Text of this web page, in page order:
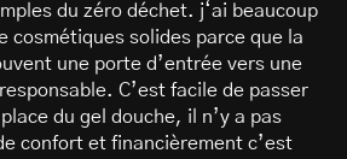
du zéro déchet. j‘ai beaucoup
cosmétiques solides parce que la
une porte d’entrée vers une
C’est facile de passer
du gel douche, il n’y a pas
confort et financièrement c’est